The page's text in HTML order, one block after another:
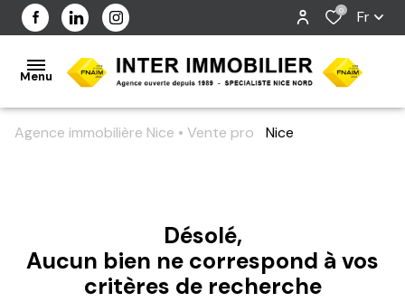
0 Fr
Menu
BIENS
Agence immobilière Nice Vente pro Nice
Désolé,
Aucun bien ne correspond à vos
critères de recherche